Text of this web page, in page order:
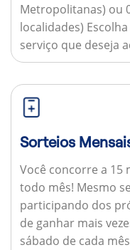
Metropolitanas) ou
localidades)
serviço que deseja
Sorteios
Você concorre a 15
todo mês! Mesmo
participando dos
de ganhar mais
sábado de cada